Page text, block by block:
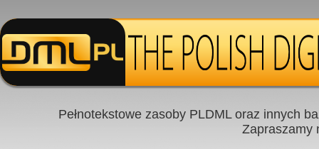
Pełnotekstowe zasoby PLDML oraz innych
Zapraszamy